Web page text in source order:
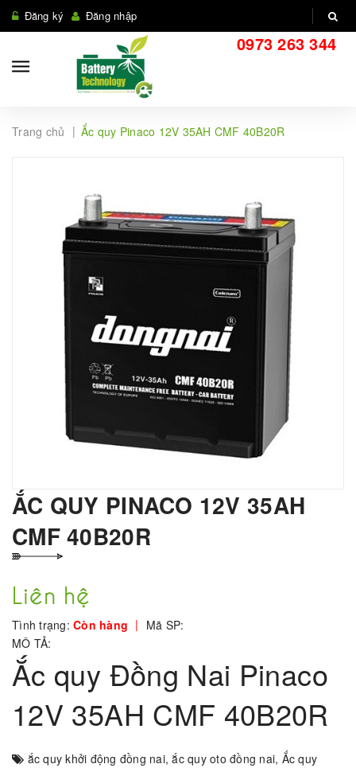
Đăng ký Đăng nhập
0973 263 344
Trang chủ | Ắc quy Pinaco 12V 35AH CMF 40B20R
ẮC QUY PINACO 12V 35AH
CMF 40B20R
Liên hệ
Tình trạng: Còn hàng | Mã SP:
MÔ TẢ:
Ắc quy Đồng Nai Pinaco
12V 35AH CMF 40B20R
ắc quy khởi động đồng nai,ắc quy oto đồng nai, Ắc quy